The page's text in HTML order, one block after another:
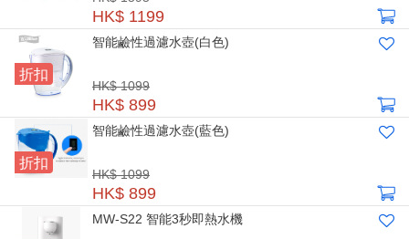
HK$ 1199
折扣
智能鹼性過濾水壺(白色)
HK$ 1099
HK$ 899
折扣
智能鹼性過濾水壺(藍色)
HK$ 1099
HK$ 899
MW-S22 智能3秒即熱水機